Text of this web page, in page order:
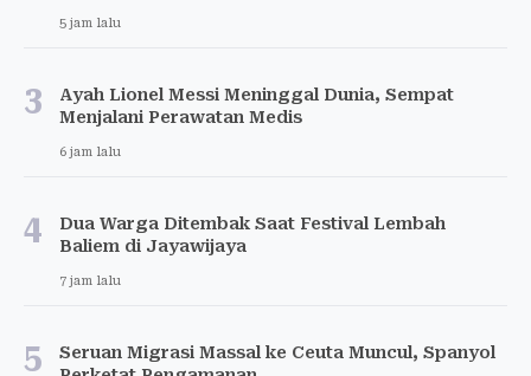
5 jam lalu
3
Ayah Lionel Messi Meninggal Dunia, Sempat
Menjalani Perawatan Medis
6 jam lalu
4
Dua Warga Ditembak Saat Festival Lembah
Baliem di Jayawijaya
7 jam lalu
5
Seruan Migrasi Massal ke Ceuta Muncul, Spanyol